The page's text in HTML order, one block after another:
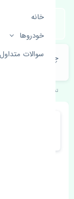
خانه
خودروها
سوالات متداول
تنشی‌پارت